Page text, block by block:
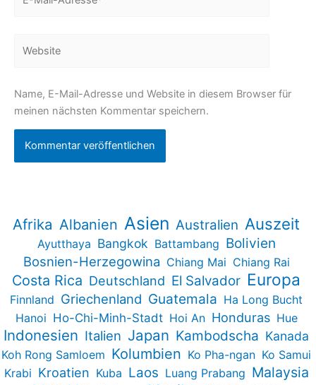
Mail-
Name, E-Mail-Adresse und Website in diesem Browser für
meinen nächsten Kommentar speichern.
Afrika Albanien Asien Australien Auszeit
Ayutthaya Bangkok Battambang Bolivien
Bosnien-Herzegowina Chiang Mai Chiang Rai
Costa Rica Deutschland El Salvador Europa
Finnland Griechenland Guatemala Ha Long Bucht
Hanoi Ho-Chi-Minh-Stadt Hoi An Honduras Hue
Indonesien Italien Japan Kambodscha Kanada
Koh Rong Samloem Kolumbien Ko Pha-ngan Ko Samui
Krabi Kroatien Kuba Laos Luang Prabang Malaysia